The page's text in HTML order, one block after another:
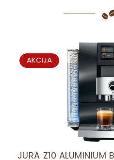
AKCIJAPRODUCT
ON
JURA Z10 ALUMINIUM